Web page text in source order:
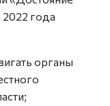
года
органы